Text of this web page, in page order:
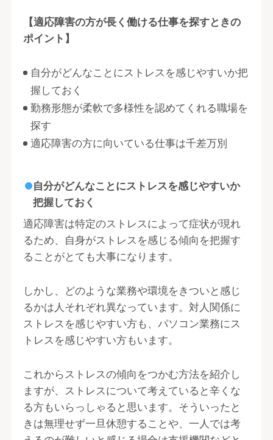
【適応障害の方が長く働ける仕事を探すときの
ポイント】
自分がどんなことにストレスを感じやすいか把
握しておく
勤務形態が柔軟で多様性を認めてくれる職場を
探す
適応障害の方に向いている仕事は千差万別
自分がどんなことにストレスを感じやすいか
把握しておく
適応障害は特定のストレスによって症状が現れ
るため、自身がストレスを感じる傾向を把握す
ることがとても大事になります。
しかし、どのような業務や環境をきついと感じ
るかは人それぞれ異なっています。対人関係に
ストレスを感じやすい方も、パソコン業務にス
トレスを感じやすい方もいます。
これからストレスの傾向をつかむ方法を紹介し
ますが、ストレスについて考えていると辛くな
る方もいらっしゃると思います。そういったと
きは無理せず一旦休憩することや、一人では考